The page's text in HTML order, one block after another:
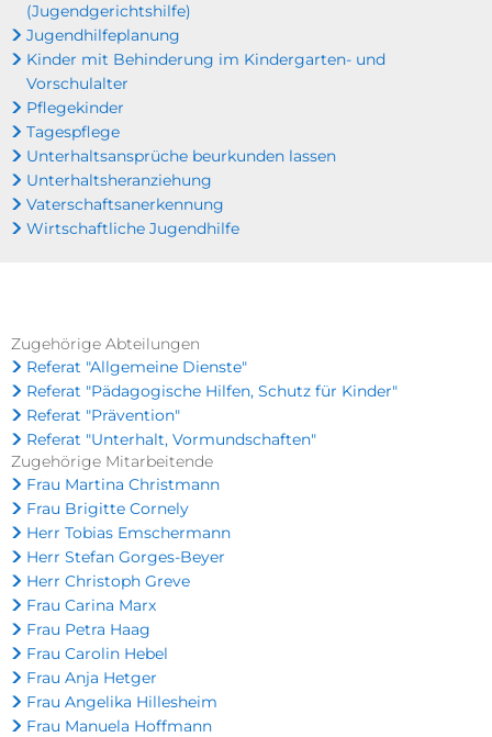
(Jugendgerichtshilfe)
Jugendhilfeplanung
Kinder mit Behinderung im Kindergarten- und
Vorschulalter
Pflegekinder
Tagespflege
Unterhaltsansprüche beurkunden lassen
Unterhaltsheranziehung
Vaterschaftsanerkennung
Wirtschaftliche Jugendhilfe
Zugehörige Abteilungen
Referat "Allgemeine Dienste"
Referat "Pädagogische Hilfen, Schutz für Kinder"
Referat "Prävention"
Referat "Unterhalt, Vormundschaften"
Zugehörige Mitarbeitende
Frau Martina Christmann
Frau Brigitte Cornely
Herr Tobias Emschermann
Herr Stefan Gorges-Beyer
Herr Christoph Greve
Frau Carina Marx
Frau Petra Haag
Frau Carolin Hebel
Frau Anja Hetger
Frau Angelika Hillesheim
Frau Manuela Hoffmann